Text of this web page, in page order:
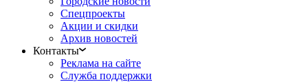
Спецпроекты
Акции и скидки
Архив новостей
Контакты
Реклама на сайте
Служба поддержки